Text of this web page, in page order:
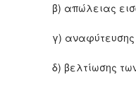
β) απώλειας
γ) αναφύτευσης
δ) βελτίωσης